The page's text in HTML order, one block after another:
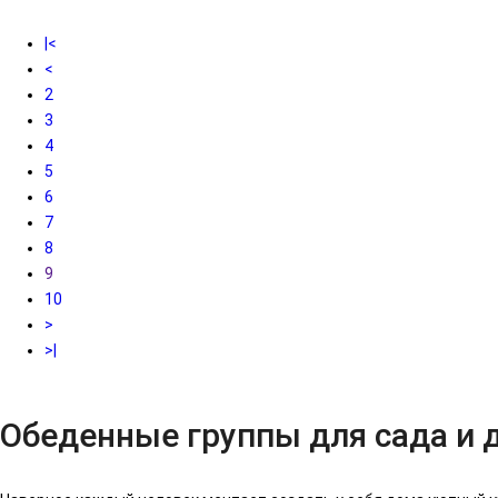
|<
<
2
3
4
5
6
7
8
9
10
>
>|
Обеденные группы для сада и